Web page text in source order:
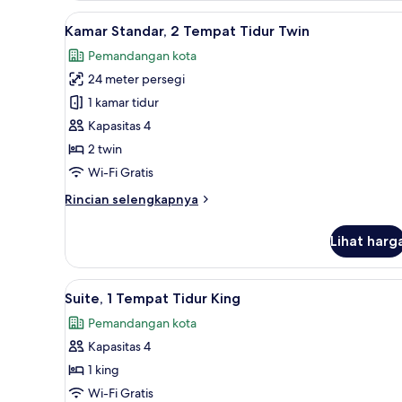
Lihat
semua
foto
untuk
Kamar
Standar,
2
Tempat
Twin
Kamar Standar, 2 Tempat
7
Kamar Standar, 2 Tempat Tidur Twin
Pemandangan kota
24 meter persegi
1 kamar tidur
Kapasitas 4
2 twin
Wi-Fi Gratis
Rincian selengkapnya
Rincian
Kamar
Standar,
2
Tidur
Twin
Lihat
Lihat
semua
foto
untuk
Suite,
1
Suite, 1 Tempat Tidur King |
11
Suite, 1 Tempat Tidur King
Pemandangan kota
Kapasitas 4
1 king
Wi-Fi Gratis